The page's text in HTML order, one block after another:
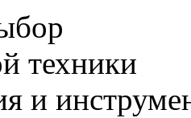
техники
и